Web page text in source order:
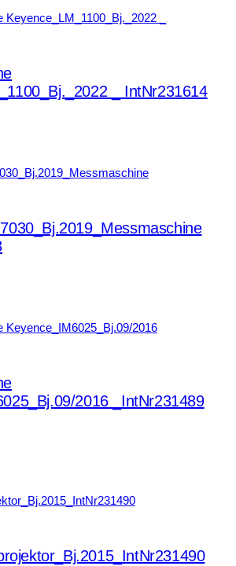
_ IntNr231614
2016 _IntNr231489